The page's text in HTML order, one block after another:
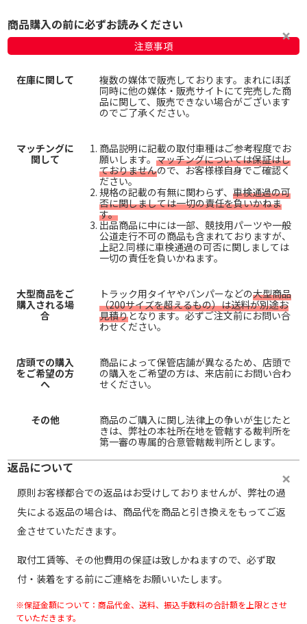
商品購入の前に必ずお読みください
注意事項
在庫に関して
複数の媒体で販売しております。まれにほぼ
同時に他の媒体・販売サイトにて完売した商
品に関して、販売できない場合がございます
のでご了承ください。
マッチングに
関して
商品説明に記載の取付車種はご参考程度でお
願いします。 マッチングについては保証はし
ておりませんので、お客様様自身でご確認く
ださい。
規格の記載の有無に関わらず、 車検通過の可
否に関しましては一切の責任を負いかねま
す。
出品商品に中には一部、競技用パーツや一般
公道走行不可の商品も含まれておりますが、
上記2.同様に車検通過の可否に関しましては
一切の責任を負いかねます。
大型商品をご
購入される場
合
トラック用タイヤやバンパーなどの大型商品
（200サイズを超えるもの）は送料が別途お
見積りとなります。必ずご注文前にお問い合
わせください。
店頭での購入
をご希望の方
へ
商品によって保管店舗が異なるため、店頭で
の購入をご希望の方は、来店前にお問い合わ
せください。
その他
商品のご購入に関し法律上の争いが生じたと
きは、弊社の本社所在地を管轄する裁判所を
第一審の専属的合意管轄裁判所とします。
返品について
原則お客様都合での返品はお受けしておりませんが、弊社の過
失による返品の場合は、商品代を商品と引き換えをもってご返
金させていただきます。
取付工賃等、その他費用の保証は致しかねますので、必ず取
付・装着をする前にご連絡をお願いいたします。
※保証金額について：商品代金、送料、振込手数料の合計額を上限とさせ
ていただきます。